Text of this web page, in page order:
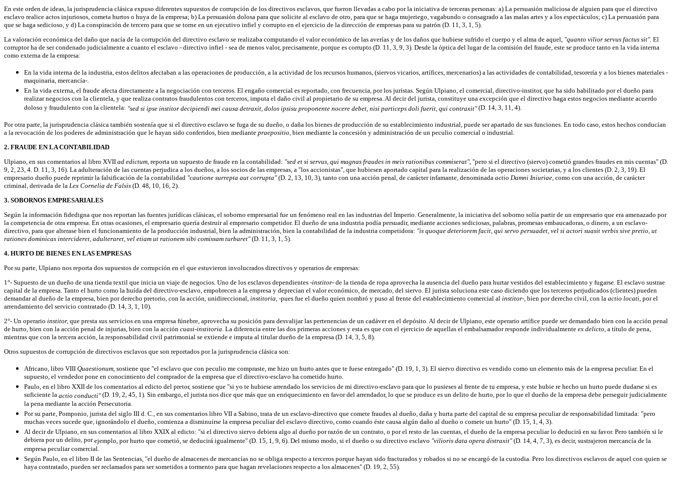
En este orden de ideas, la jurisprudencia clásica expuso diferentes supuestos de corrupción de los directivos esclavos, que fueron llevadas a cabo por la iniciativa de terceras personas: a) La persuasión maliciosa de alguien para que el directivo
esclavo realice actos injuriosos, cometa hurtos o huya de la empresa; b) La persuasión dolosa para que solicite al esclavo de otro, para que se haga mujeriego, vagabundo o consagrado a las malas artes y a los espectáculos; c) La persuasión para
que se haga sedicioso, y d) La conspiración de tercero para que se torne en un ejecutivo infiel y corrupto en el ejercicio de la dirección de empresas para su patrón (D. 11, 3, 1, 5).
La valoración económica del daño que nacía de la corrupción del directivo esclavo se realizaba computando el valor económico de las averías y de los daños que hubiese sufrido el cuerpo y el alma de aquel, "quanto vilior servus factus sit". El
corruptor ha de ser condenado judicialmente a cuanto el esclavo - directivo infiel - sea de menos valor, precisamente, porque es corrupto (D. 11, 3, 9, 3). Desde la óptica del lugar de la comisión del fraude, este se produce tanto en la vida interna
como externa de la empresa:
En la vida interna de la industria, estos delitos afectaban a las operaciones de producción, a la actividad de los recursos humanos, (siervos vicarios, artífices, mercenarios) a las actividades de contabilidad, tesorería y a los bienes materiales -
maquinaria, mercancía-.
En la vida externa, el fraude afecta directamente a la negociación con terceros. El engaño comercial es reportado, con frecuencia, por los juristas. Según Ulpiano, el comercial, directivo-institor, que ha sido habilitado por el dueño para
realizar negocios con la clientela, y que realiza contratos fraudulentos con terceros, imputa el daño civil al propietario de su empresa. Al decir del jurista, constituye una excepción que el directivo haga estos negocios mediante acuerdo
doloso y fraudulento con la clientela: "sed si ipse institor decipiendi mei causa detraxit, dolos ipsisu proponente nocere debet, nisi particeps doli fuerit, qui contraxit"(D. 14, 3, 11, 4).
Por otra parte, la jurisprudencia clásica también sostenía que si el directivo esclavo se fuga de su dueño, o daña los bienes de producción de su establecimiento industrial, puede ser apartado de sus funciones. En todo caso, estos hechos conducían
a la revocación de los poderes de administración que le hayan sido conferidos, bien mediante praepositio, bien mediante la concesión y administración de un peculio comercial o industrial.
2. FRAUDE EN LA CONTABILIDAD
Ulpiano, en sus comentarios al libro XVII ad edictum, reporta un supuesto de fraude en la contabilidad: "sed et si servus, qui magnas fraudes in meis rationibus commiserat", "pero si el directivo (siervo) cometió grandes fraudes en mis cuentas" (D.
9, 2, 23, 4. D. 11, 3, 16). La adulteración de las cuentas perjudica a los dueños, a los socios de las empresas, a "los accionistas", que hubiesen aportado capital para la realización de las operaciones societarias, y a los clientes (D. 2, 3, 19). El
empresario dueño puede reprimir la falsificación de la contabilidad "cautione surrepta aut corrupta"(D. 2, 13, 10, 3), tanto con una acción penal, de carácter infamante, denominada actio Damni Iniuriae, como con una acción, de carácter
criminal, derivada de la Lex Cornelia de Falsis (D. 48, 10, 16, 2).
3. SOBORNOS EMPRESARIALES
Según la información fidedigna que nos reportan las fuentes jurídicas clásicas, el soborno empresarial fue un fenómeno real en las industrias del Imperio. Generalmente, la iniciativa del soborno solía partir de un empresario que era amenazado por
la competencia de otra empresa. En otras ocasiones, el empresario quería destruir al empresario competidor. El dueño de una industria podía persuadir, mediante acciones sediciosas, palabras, promesas embaucadoras, o dinero, a un esclavo-
directivo, para que alterase bien el funcionamiento de la producción industrial, bien la administración, bien la contabilidad de la industria competidora: "is quoque deteriorem facit, qui servo persuadet, vel si actori suasit verbis sive pretio, ut
rationes dominicas intercideret, adulteraret, vel etiam ut rationem sibi comissam turbaret"(D. 11, 3, 1, 5).
4. HURTO DE BIENES EN LAS EMPRESAS
Por su parte, Ulpiano nos reporta dos supuestos de corrupción en el que estuvieron involucrados directivos y operarios de empresas:
1°- Supuesto de un dueño de una tienda textil que inicia un viaje de negocios. Uno de los esclavos dependientes -institor- de la tienda de ropa aprovecha la ausencia del dueño para hurtar vestidos del establecimiento y fugarse. El esclavo sustrae
capital de la empresa. Tanto el hurto como la huída del directivo-esclavo, empobrecen a la empresa y deprecian el valor económico, de mercado, del siervo. El jurista soluciona este caso diciendo que los terceros perjudicados (clientes) pueden
demandar al dueño de la empresa, bien por derecho pretorio, con la acción, unidireccional, institoria, -pues fue el dueño quien nombró y puso al frente del establecimiento comercial al institor-, bien por derecho civil, con la actio locati, por el
arrendamiento del servicio contratado (D. 14, 3, 1, 10).
2°- Un operario institor, que presta sus servicios en una empresa fúnebre, aprovecha su posición para desvalijar las pertenencias de un cadáver en el depósito. Al decir de Ulpiano, este operario artífice puede ser demandado bien con la acción penal
de hurto, bien con la acción penal de injurias, bien con la acción cuasi-institoria. La diferencia entre las dos primeras acciones y esta es que con el ejercicio de aquellas el embalsamador responde individualmente ex delicto, a título de pena,
mientras que con la tercera acción, la responsabilidad civil patrimonial se extiende e imputa al titular dueño de la empresa (D. 14, 3, 5, 8).
Otros supuestos de corrupción de directivos esclavos que son reportados por la jurisprudencia clásica son:
Africano, libro VIII Quaestionum, sostiene que "el esclavo que con peculio me compraste, me hizo un hurto antes que te fuese entregado" (D. 19, 1, 3). El siervo directivo es vendido como un elemento más de la empresa peculiar. En el
supuesto, el vendedor pone en conocimiento del comprador de la empresa que el directivo-esclavo ha cometido hurto.
Paulo, en el libro XXII de los comentarios al edicto del pretor, sostiene que "si yo te hubiese arrendado los servicios de mi directivo-esclavo para que lo pusieses al frente de tu empresa, y este hubie re hecho un hurto puede dudarse si es
suficiente la actio conducti"(D. 19, 2, 45, 1). Sin embargo, el jurista nos dice que más que un enriquecimiento en favor del arrendador, lo que se produce es un delito de hurto, por lo que el dueño de la empresa debe perseguir judicialmente
la pena mediante la acción Persecutoria.
Por su parte, Pomponio, jurista del siglo III d. C., en sus comentarios libro VII a Sabino, trata de un esclavo-directivo que comete fraudes al dueño, daña y hurta parte del capital de su empresa peculiar de responsabilidad limitada: "pero
muchas veces sucede que, ignorándolo el dueño, comienza a disminuirse la empresa peculiar del esclavo directivo, como cuando éste causa algún daño al dueño o comete un hurto" (D. 15, 1, 4, 3).
Al decir de Ulpiano, en sus comentarios al libro XXIX al edicto: "si el directivo siervo debiera algo al dueño por razón de un contrato, o por el resto de las cuentas, el dueño de la empresa peculiar lo deducirá en su favor. Pero también si le
debiera por un delito, porejemplo, por hurto que cometió, se deducirá igualmente" (D. 15, 1, 9, 6). Del mismo modo, si el dueño o su directivo esclavo "vilioris data opera distraxit"(D. 14, 4, 7, 3), es decir, sustrajeron mercancía de la
empresa peculiar comercial.
Según Paulo, en el libro II de las Sentencias, "el dueño de almacenes de mercancías no se obliga respecto a terceros porque hayan sido fracturados y robados si no se encargó de la custodia. Pero los directivos esclavos de aquel con quien se
haya contratado, pueden ser reclamados para ser sometidos a tormento para que hagan revelaciones respecto a los almacenes" (D. 19, 2, 55).